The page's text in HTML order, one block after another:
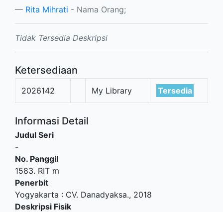
Rita Mihrati - Nama Orang;
Tidak Tersedia Deskripsi
Ketersediaan
2026142 My Library Tersedia
Informasi Detail
Judul Seri
-
No. Panggil
1583. RIT m
Penerbit
Yogyakarta : CV. Danadyaksa., 2018
Deskripsi Fisik